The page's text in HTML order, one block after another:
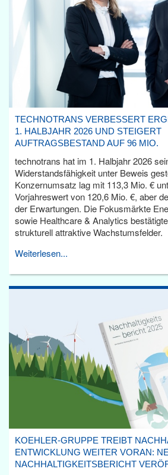
TECHNOTRANS VERBESSERT
1. HALBJAHR 2026 UND STEIGERT
AUFTRAGSBESTAND AUF 96 MIO.
technotrans hat im 1. Halbjahr 2026
Widerstandsfähigkeit unter Beweis
Konzernumsatz lag mit 113,3 Mio. €
Vorjahreswert von 120,6 Mio. €, aber
der Erwartungen. Die Fokusmärkte
sowie Healthcare & Analytics
strukturell attraktive Wachstumsfelder.
Weiterlesen...
KOEHLER-GRUPPE TREIBT
ENTWICKLUNG WEITER VORAN:
NACHHALTIGKEITSBERICHT